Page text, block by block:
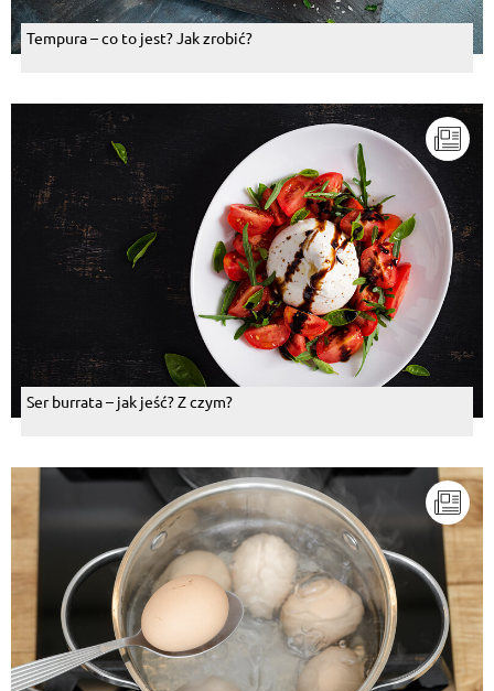
Tempura – co to jest? Jak zrobić?
Ser burrata – jak jeść? Z czym?